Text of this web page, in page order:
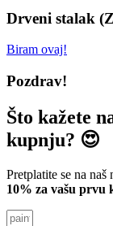
Drveni stalak
Biram ovaj!
Pozdrav!
Što kažete
kupnju? 😍
Pretplatite se na naš
10% za vašu prvu